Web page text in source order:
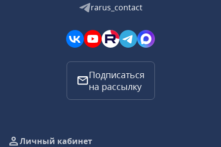
rarus_contact
Подписаться
на рассылку
Личный кабинет